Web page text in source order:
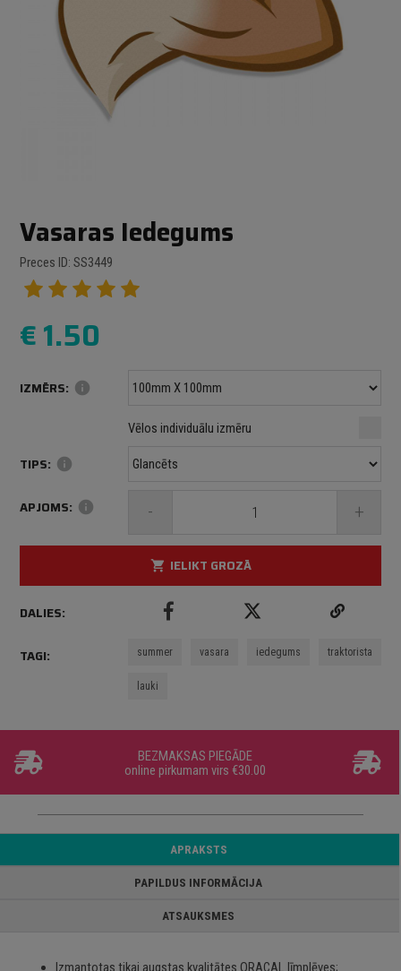
Vasaras Iedegums
Preces ID: SS3449
€1.50
IZMĒRS: info
mm mm
Maksimālais izmērs: 1000 mm
Vēlos individuālu izmēru
TIPS: info
APJOMS: info - +
shopping_cart IELIKT GROZĀ
DALIES:
TAGI: summer vasara iedegums traktorista
lauki
BEZMAKSAS PIEGĀDE
online pirkumam virs €30.00
APRAKSTS
PAPILDUS INFORMĀCIJA
ATSAUKSMES
Izmantotas tikai augstas kvalitātes ORACAL līmplēves;